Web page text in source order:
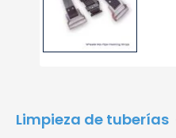
Limpieza de tuberías